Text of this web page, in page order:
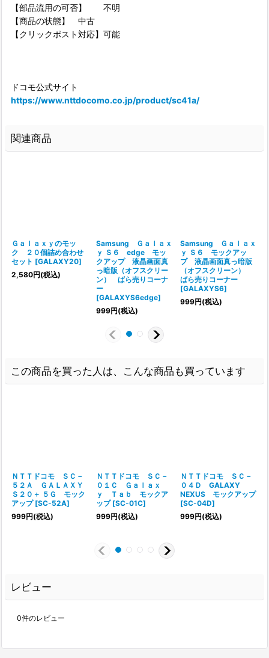
【部品流用の可否】 不明
【商品の状態】 中古
【クリックポスト対応】可能
ドコモ公式サイト
https://www.nttdocomo.co.jp/product/sc41a/
関連商品
Ｇａｌａｘｙのモッ
ク ２０個詰め合わせ
セット [GALAXY20]
2,580円(税込)
Samsung Ｇａｌａｘ
ｙ Ｓ６ edge モッ
クアップ 液晶画面真
っ暗版（オフスクリー
ン） ばら売りコーナ
ー
[GALAXYS6edge]
999円(税込)
Samsung Ｇａｌａｘ
ｙ Ｓ６ モックアッ
プ 液晶画面真っ暗版
（オフスクリーン）
ばら売りコーナー
[GALAXYS6]
999円(税込)
この商品を買った人は、こんな商品も買っています
ＮＴＴドコモ ＳＣ－
５２Ａ ＧＡＬＡＸＹ
Ｓ２０＋ ５Ｇ モック
アップ [SC-52A]
999円(税込)
ＮＴＴドコモ ＳＣ－
０１Ｃ Ｇａｌａｘ
ｙ Ｔａｂ モックア
ップ [SC-01C]
999円(税込)
ＮＴＴドコモ ＳＣ－
０４Ｄ GALAXY
NEXUS モックアップ
[SC-04D]
999円(税込)
レビュー
0件のレビュー